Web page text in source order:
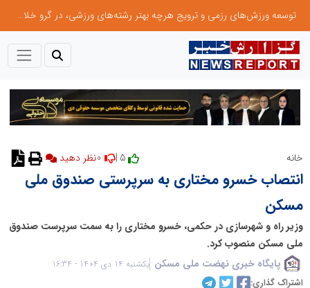
توسعه ورزش‌های رزمی و ترویج هرچه بهتر رشته‌های ورزشی، در گرو خلاقیت و نوآوری است
خانه 5 |
انتصاب خسرو مختاری به سرپرستی صندوق ملی
مسکن
وزیر راه و شهرسازی در حکمی، خسرو مختاری را به سمت سرپرست صندوق
ملی مسکن منصوب کرد.
پایگاه خبری نهضت ملی مسکن یکشنبه 14 دی 1404 - 16:34
اشتراک گذاری: